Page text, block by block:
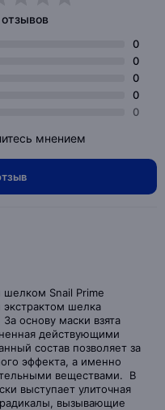
0
0
0
0
0
мнением
шелком Snail Prime
шелка
основу маски взята
действующими
состав позволяет за
эффекта, а именно
веществами. В
выступает улиточная
вызывающие